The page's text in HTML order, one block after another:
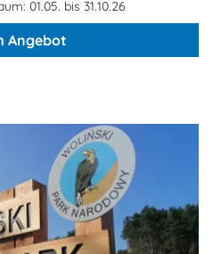
01.05. bis 31.10.26
Angebot